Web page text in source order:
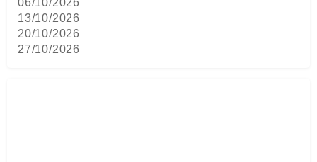
06/10/2026
13/10/2026
20/10/2026
27/10/2026